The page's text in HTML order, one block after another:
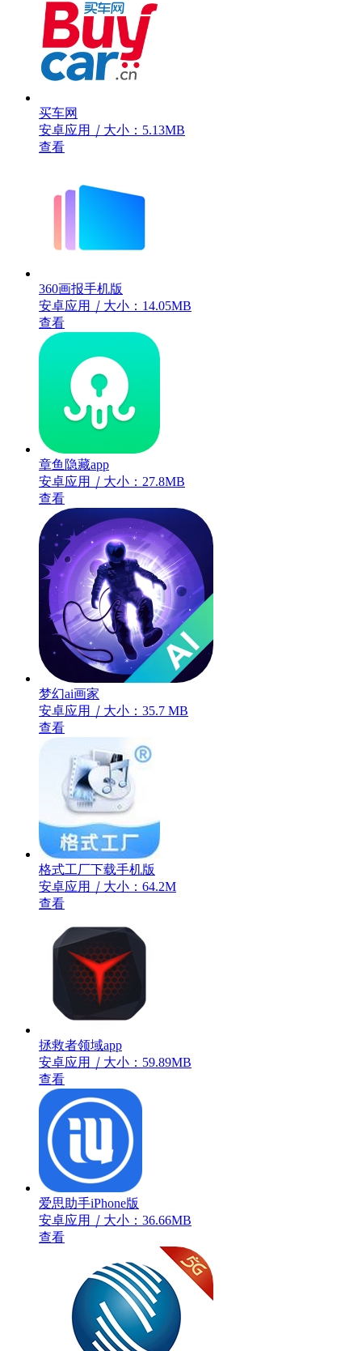
买车网
安卓应用 ｜ 大小：5.13MB
查看
360画报手机版
安卓应用 ｜ 大小：14.05MB
查看
章鱼隐藏app
安卓应用 ｜ 大小：27.8MB
查看
梦幻ai画家
安卓应用 ｜ 大小：35.7 MB
查看
格式工厂下载手机版
安卓应用 ｜ 大小：64.2M
查看
拯救者领域app
安卓应用 ｜ 大小：59.89MB
查看
爱思助手iPhone版
安卓应用 ｜ 大小：36.66MB
查看